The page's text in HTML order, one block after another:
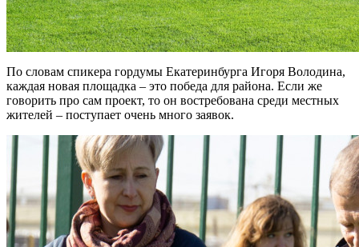
По словам спикера гордумы Екатеринбурга Игоря Володина,
каждая новая площадка – это победа для района. Если же
говорить про сам проект, то он востребована среди местных
жителей – поступает очень много заявок.